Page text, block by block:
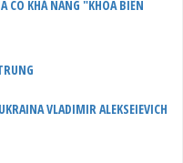
CÓ KHẢ NĂNG "KHÓA BIỂN
VLADIMIR ALEKSEIEVICH